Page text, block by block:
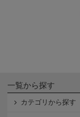
一覧から探す
カテゴリから探す